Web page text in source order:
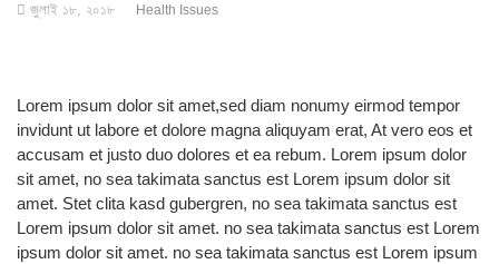
জুলাই ১৮, ২০১৮ Health Issues
Lorem ipsum dolor sit amet,sed diam nonumy eirmod tempor
invidunt ut labore et dolore magna aliquyam erat, At vero eos et
accusam et justo duo dolores et ea rebum. Lorem ipsum dolor
sit amet, no sea takimata sanctus est Lorem ipsum dolor sit
amet. Stet clita kasd gubergren, no sea takimata sanctus est
Lorem ipsum dolor sit amet. no sea takimata sanctus est Lorem
ipsum dolor sit amet. no sea takimata sanctus est Lorem ipsum